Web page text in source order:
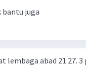
(penawaran
di mana
bunga turun di
bantu juga
lembaga abad 21 27.